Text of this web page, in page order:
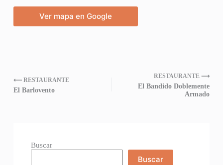
Ver mapa en Google
⟵ RESTAURANTE
El Barlovento
RESTAURANTE ⟶
El Bandido Doblemente
Armado
Buscar
Buscar